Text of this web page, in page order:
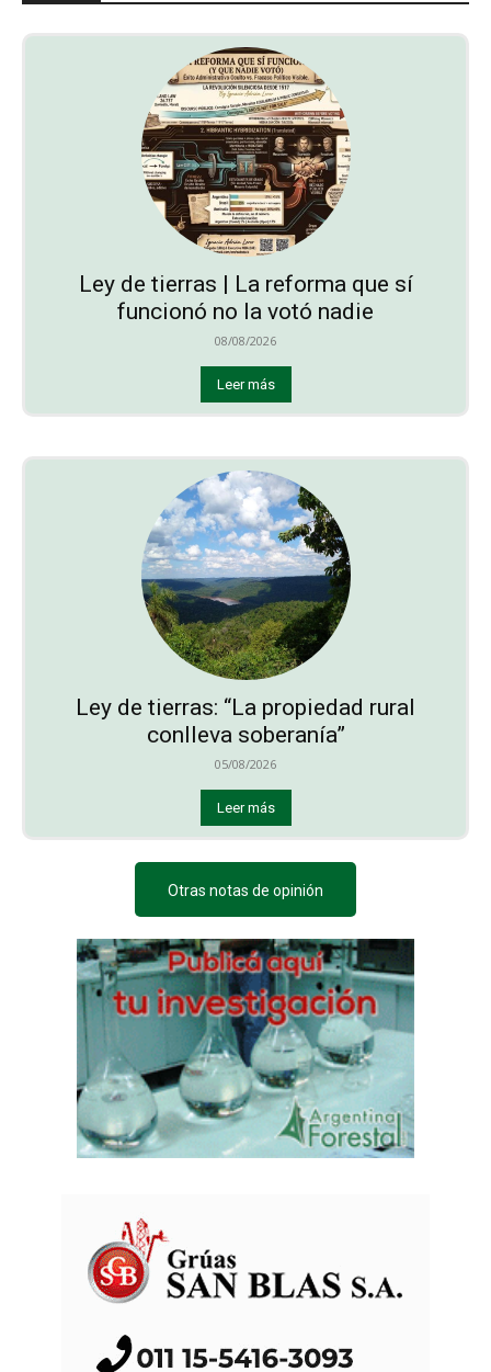
Ley de tierras | La reforma que sí
funcionó no la votó nadie
08/08/2026
Leer más
Ley de tierras: “La propiedad rural
conlleva soberanía”
05/08/2026
Leer más
Otras notas de opinión